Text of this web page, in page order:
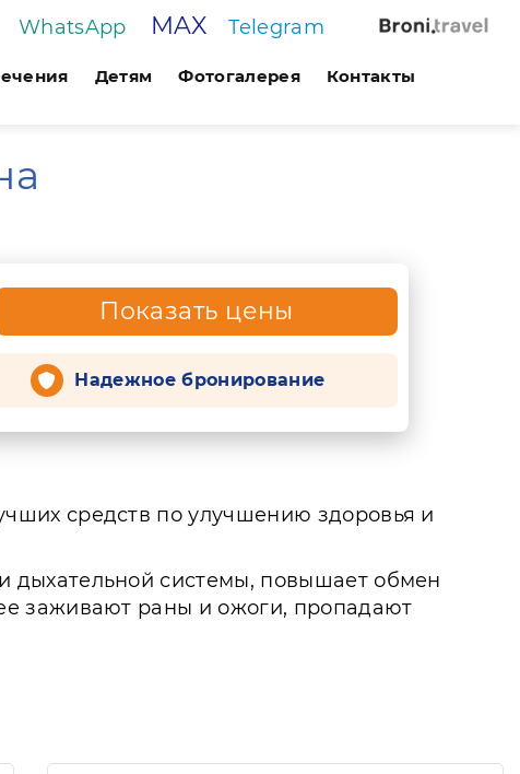
WhatsApp MAX Telegram
Детям Фотогалерея Контакты
Показать цены
Надежное бронирование
средств по улучшению здоровья и
дыхательной системы, повышает обмен
заживают раны и ожоги, пропадают